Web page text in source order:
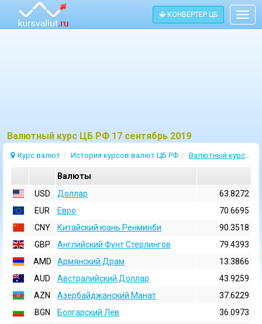
КОНВЕРТЕР ЦБ
Bалютный курс ЦБ РФ 17 сентябрь 2019
Курс валют История курсов валют ЦБ РФ Валютный курс 17 Сентябрь 2019
Валюты
USD
Доллар
63.8272
EUR
Евро
70.6695
CNY
Китайский юань Ренминби
90.3518
GBP
Английский Фунт Стерлингов
79.4393
AMD
Армянский Драм
13.3866
AUD
Австралийский Доллар
43.9259
AZN
Азербайджанский Манат
37.6229
BGN
Болгарский Лев
36.0973